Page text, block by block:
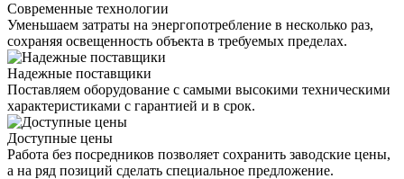
Современные технологии
Уменьшаем затраты на энергопотребление в несколько раз,
сохраняя освещенность объекта в требуемых пределах.
Надежные поставщики
Поставляем оборудование с самыми высокими техническими
характеристиками с гарантией и в срок.
Доступные цены
Работа без посредников позволяет сохранить заводские цены,
а на ряд позиций сделать специальное предложение.